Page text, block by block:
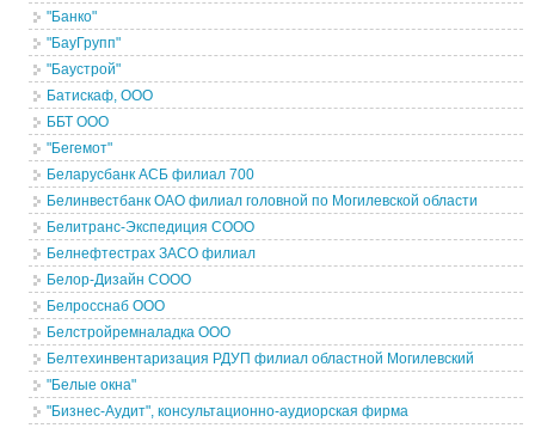
"Банко"
"БауГрупп"
"Баустрой"
Батискаф, ООО
ББТ ООО
"Бегемот"
Беларусбанк АСБ филиал 700
Белинвестбанк ОАО филиал головной по Могилевской области
Белитранс-Экспедиция СООО
Белнефтестрах ЗАСО филиал
Белор-Дизайн СООО
Белросснаб ООО
Белстройремналадка ООО
Белтехинвентаризация РДУП филиал областной Могилевский
"Белые окна"
"Бизнес-Аудит", консультационно-аудиорская фирма